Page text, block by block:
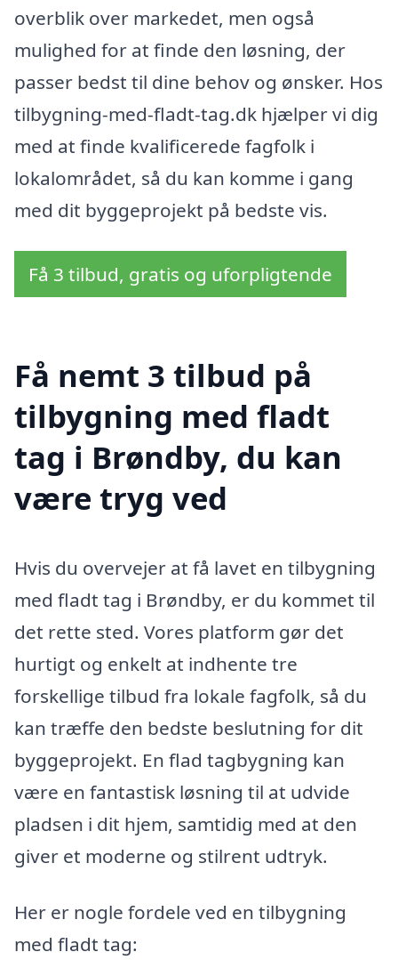
overblik over markedet, men også
mulighed for at finde den løsning, der
passer bedst til dine behov og ønsker. Hos
tilbygning-med-fladt-tag.dk hjælper vi dig
med at finde kvalificerede fagfolk i
lokalområdet, så du kan komme i gang
med dit byggeprojekt på bedste vis.
Få 3 tilbud, gratis og uforpligtende
Få nemt 3 tilbud på
tilbygning med fladt
tag i Brøndby, du kan
være tryg ved
Hvis du overvejer at få lavet en tilbygning
med fladt tag i Brøndby, er du kommet til
det rette sted. Vores platform gør det
hurtigt og enkelt at indhente tre
forskellige tilbud fra lokale fagfolk, så du
kan træffe den bedste beslutning for dit
byggeprojekt. En flad tagbygning kan
være en fantastisk løsning til at udvide
pladsen i dit hjem, samtidig med at den
giver et moderne og stilrent udtryk.
Her er nogle fordele ved en tilbygning
med fladt tag: